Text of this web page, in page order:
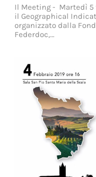
Il Meeting - Martedì 5
il Geographical
organizzato dalla
Federdoc,…